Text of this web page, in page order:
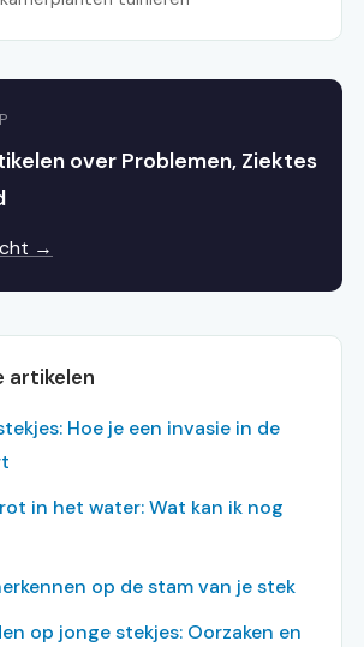
over Problemen, Ziektes
→
artikelen
Hoe je een invasie in de
in het water: Wat kan ik nog
op de stam van je stek
op jonge stekjes: Oorzaken en